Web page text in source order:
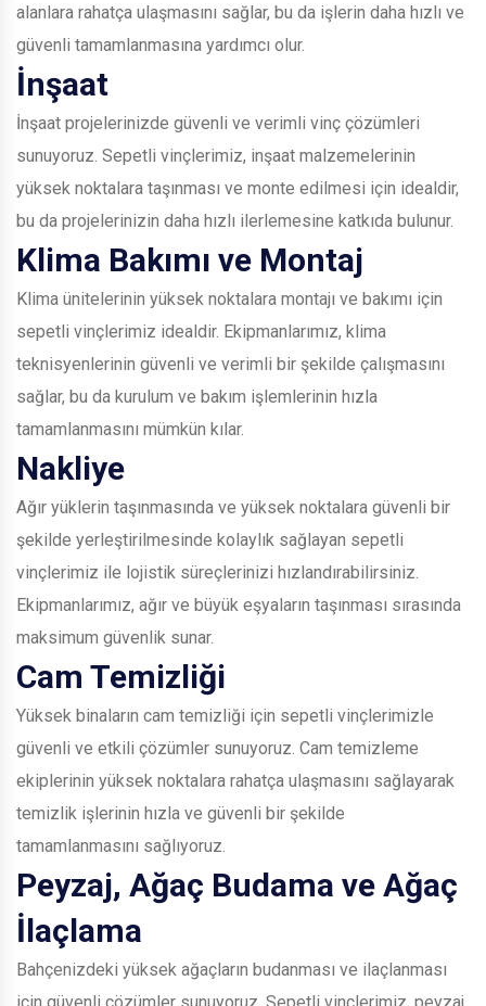
alanlara rahatça ulaşmasını sağlar, bu da işlerin daha hızlı ve
güvenli tamamlanmasına yardımcı olur.
İnşaat
İnşaat projelerinizde güvenli ve verimli vinç çözümleri
sunuyoruz. Sepetli vinçlerimiz, inşaat malzemelerinin
yüksek noktalara taşınması ve monte edilmesi için idealdir,
bu da projelerinizin daha hızlı ilerlemesine katkıda bulunur.
Klima Bakımı ve Montaj
Klima ünitelerinin yüksek noktalara montajı ve bakımı için
sepetli vinçlerimiz idealdir. Ekipmanlarımız, klima
teknisyenlerinin güvenli ve verimli bir şekilde çalışmasını
sağlar, bu da kurulum ve bakım işlemlerinin hızla
tamamlanmasını mümkün kılar.
Nakliye
Ağır yüklerin taşınmasında ve yüksek noktalara güvenli bir
şekilde yerleştirilmesinde kolaylık sağlayan sepetli
vinçlerimiz ile lojistik süreçlerinizi hızlandırabilirsiniz.
Ekipmanlarımız, ağır ve büyük eşyaların taşınması sırasında
maksimum güvenlik sunar.
Cam Temizliği
Yüksek binaların cam temizliği için sepetli vinçlerimizle
güvenli ve etkili çözümler sunuyoruz. Cam temizleme
ekiplerinin yüksek noktalara rahatça ulaşmasını sağlayarak
temizlik işlerinin hızla ve güvenli bir şekilde
tamamlanmasını sağlıyoruz.
Peyzaj, Ağaç Budama ve Ağaç
İlaçlama
Bahçenizdeki yüksek ağaçların budanması ve ilaçlanması
için güvenli çözümler sunuyoruz. Sepetli vinçlerimiz, peyzaj